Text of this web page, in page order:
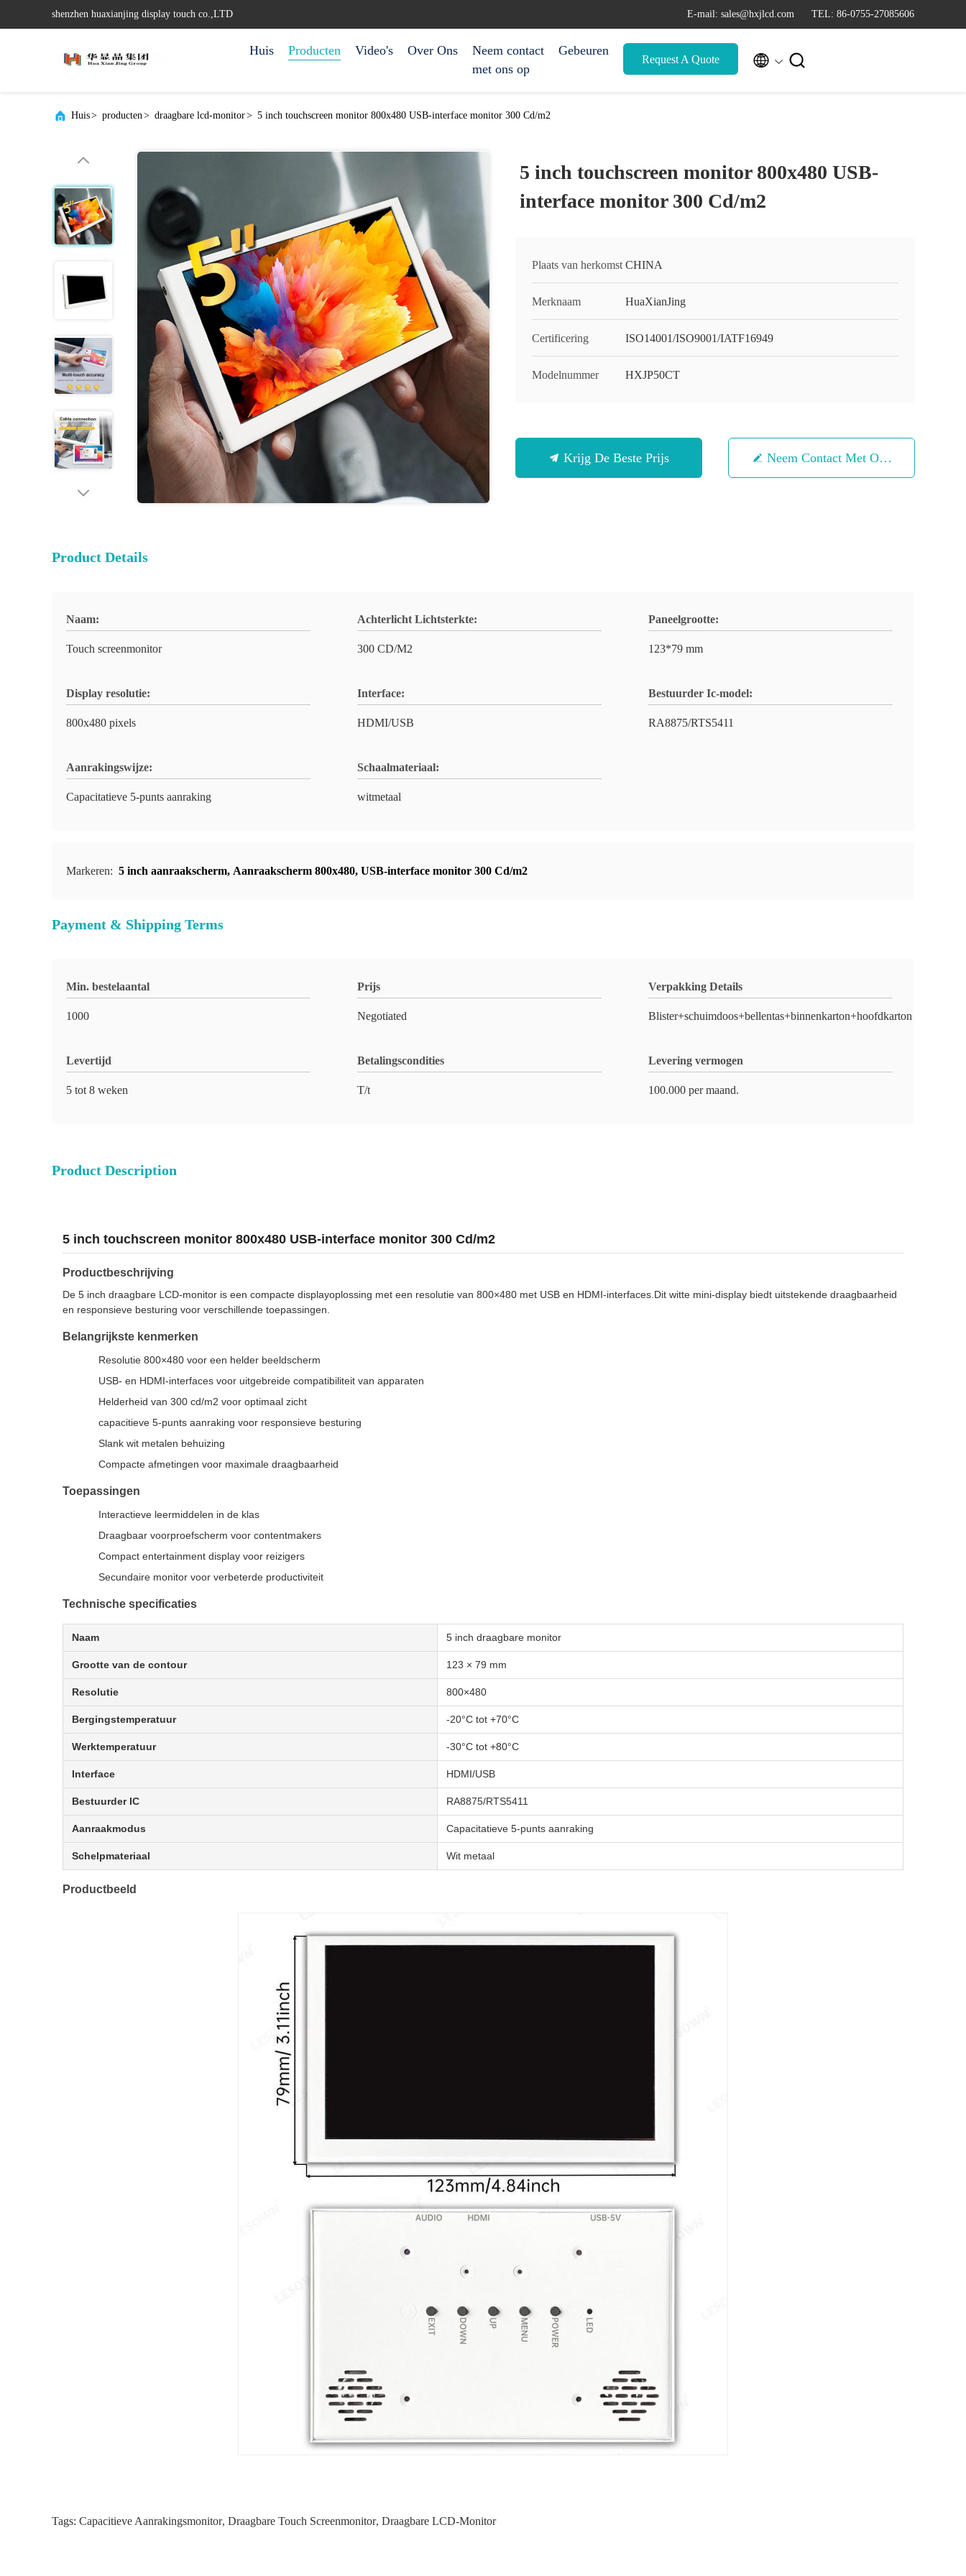
shenzhen huaxianjing display touch co.,LTD E-mail: sales@hxjlcd.com TEL: 86-0755-27085606
Huis Producten Video's Over Ons
Neem contact
met ons op
Gebeuren
Request A Quote  
Huis> producten> draagbare lcd-monitor> 5 inch touchscreen monitor 800x480 USB-interface monitor 300 Cd/m2
5 inch touchscreen monitor 800x480 USB-
interface monitor 300 Cd/m2
Plaats van herkomst CHINA
Merknaam HuaXianJing
Certificering ISO14001/ISO9001/IATF16949
Modelnummer HXJP50CT
Krijg De Beste Prijs Neem Contact Met Ons Op
Product Details
Naam:
Touch screenmonitor
Achterlicht Lichtsterkte:
300 CD/M2
Paneelgrootte:
123*79 mm
Display resolutie:
800x480 pixels
Interface:
HDMI/USB
Bestuurder Ic-model:
RA8875/RTS5411
Aanrakingswijze:
Capacitatieve 5-punts aanraking
Schaalmateriaal:
witmetaal
Markeren: 5 inch aanraakscherm, Aanraakscherm 800x480, USB-interface monitor 300 Cd/m2
Payment & Shipping Terms
Min. bestelaantal
1000
Prijs
Negotiated
Verpakking Details
Blister+schuimdoos+bellentas+binnenkarton+hoofdkarton
Levertijd
5 tot 8 weken
Betalingscondities
T/t
Levering vermogen
100.000 per maand.
Product Description
5 inch touchscreen monitor 800x480 USB-interface monitor 300 Cd/m2
Productbeschrijving
De 5 inch draagbare LCD-monitor is een compacte displayoplossing met een resolutie van 800×480 met USB en HDMI-interfaces.Dit witte mini-display biedt uitstekende draagbaarheid
en responsieve besturing voor verschillende toepassingen.
Belangrijkste kenmerken
Resolutie 800×480 voor een helder beeldscherm
USB- en HDMI-interfaces voor uitgebreide compatibiliteit van apparaten
Helderheid van 300 cd/m2 voor optimaal zicht
capacitieve 5-punts aanraking voor responsieve besturing
Slank wit metalen behuizing
Compacte afmetingen voor maximale draagbaarheid
Toepassingen
Interactieve leermiddelen in de klas
Draagbaar voorproefscherm voor contentmakers
Compact entertainment display voor reizigers
Secundaire monitor voor verbeterde productiviteit
Technische specificaties
Naam 5 inch draagbare monitor
Grootte van de contour 123 × 79 mm
Resolutie 800×480
Bergingstemperatuur -20°C tot +70°C
Werktemperatuur -30°C tot +80°C
Interface HDMI/USB
Bestuurder IC RA8875/RTS5411
Aanraakmodus Capacitatieve 5-punts aanraking
Schelpmateriaal Wit metaal
Productbeeld
Tags: Capacitieve Aanrakingsmonitor, Draagbare Touch Screenmonitor, Draagbare LCD-Monitor